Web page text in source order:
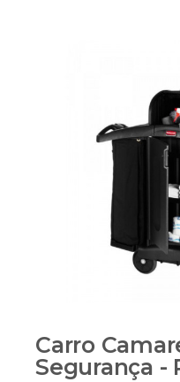
Carro
Segurança -